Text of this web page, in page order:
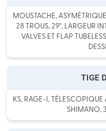
MOUSTACHE,
28 TROUS, 29'', LARGEUR
VALVES ET FLAP
TIGE
KS, RAGE-I,
SHIMANO,